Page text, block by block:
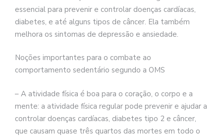
essencial para prevenir e controlar doenças cardíacas,
diabetes, e até alguns tipos de câncer. Ela também
melhora os sintomas de depressão e ansiedade.
Noções importantes para o combate ao
comportamento sedentário segundo a OMS
– A atividade física é boa para o coração, o corpo e a
mente: a atividade física regular pode prevenir e ajudar a
controlar doenças cardíacas, diabetes tipo 2 e câncer,
que causam quase três quartos das mortes em todo o